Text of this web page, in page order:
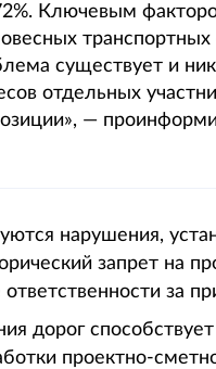
72%. Ключевым
существует и
отдельных
—
нарушения,
запрет на
за
дорог
проектно-